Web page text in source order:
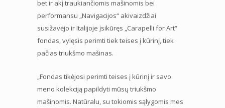
bet ir akį traukiančiomis mašinomis bei
performansu „Navigacijos“ akivaizdžiai
susižavėjo ir Italijoje įsikūręs „Carapelli for Art“
fondas, vylęsis perimti tiek teises į kūrinį, tiek
pačias triukšmo mašinas.
„Fondas tikėjosi perimti teises į kūrinį ir savo
meno kolekciją papildyti mūsų triukšmo
mašinomis. Natūralu, su tokiomis sąlygomis mes